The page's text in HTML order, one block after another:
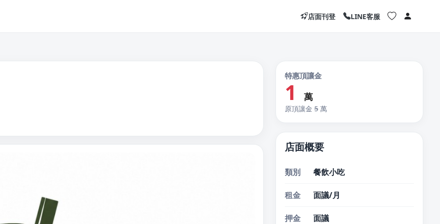
店面刊登 LINE客服
特惠頂讓金
1 萬
原頂讓金 5 萬
店面概要
類別 餐飲小吃
租金 面議/月
押金 面議